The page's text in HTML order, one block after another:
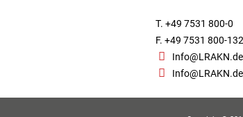
T. +49 7531 800-0
F. +49 7531 800-
Info@LRAKN.de